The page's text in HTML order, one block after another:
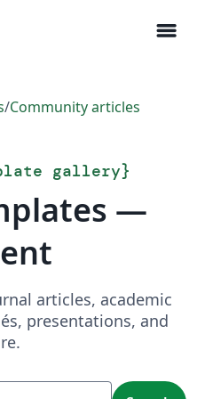
menu
/Community articles
gallery}
—
articles, academic
presentations, and